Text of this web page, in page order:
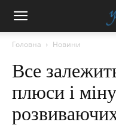
Головна Новини
Все
плюси і